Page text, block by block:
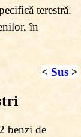
terestră.
în
< Sus >
benzi de